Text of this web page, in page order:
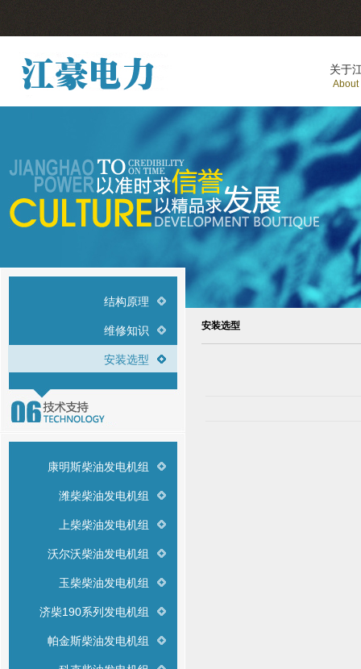
关于
About
结构原理
维修知识
安装选型
康明斯柴油发电机组
潍柴柴油发电机组
上柴柴油发电机组
沃尔沃柴油发电机组
玉柴柴油发电机组
济柴190系列发电机组
帕金斯柴油发电机组
安装选型